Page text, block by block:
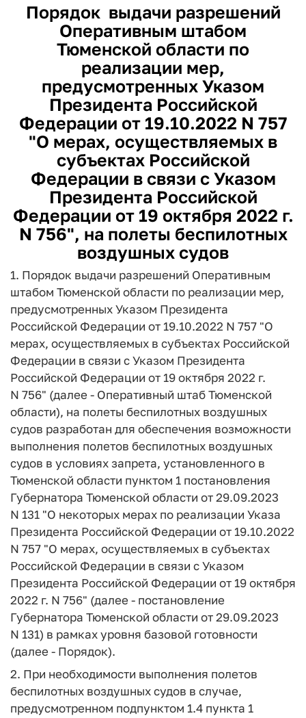
Порядок выдачи разрешений
Оперативным штабом
Тюменской области по
реализации мер,
предусмотренных Указом
Президента Российской
Федерации от 19.10.2022 N 757
"О мерах, осуществляемых в
субъектах Российской
Федерации в связи с Указом
Президента Российской
Федерации от 19 октября 2022 г.
N 756", на полеты беспилотных
воздушных судов
1. Порядок выдачи разрешений Оперативным
штабом Тюменской области по реализации мер,
предусмотренных Указом Президента
Российской Федерации от 19.10.2022 N 757 "О
мерах, осуществляемых в субъектах Российской
Федерации в связи с Указом Президента
Российской Федерации от 19 октября 2022 г.
N 756" (далее - Оперативный штаб Тюменской
области), на полеты беспилотных воздушных
судов разработан для обеспечения возможности
выполнения полетов беспилотных воздушных
судов в условиях запрета, установленного в
Тюменской области пунктом 1 постановления
Губернатора Тюменской области от 29.09.2023
N 131 "О некоторых мерах по реализации Указа
Президента Российской Федерации от 19.10.2022
N 757 "О мерах, осуществляемых в субъектах
Российской Федерации в связи с Указом
Президента Российской Федерации от 19 октября
2022 г. N 756" (далее - постановление
Губернатора Тюменской области от 29.09.2023
N 131) в рамках уровня базовой готовности
(далее - Порядок).
2. При необходимости выполнения полетов
беспилотных воздушных судов в случае,
предусмотренном подпунктом 1.4 пункта 1